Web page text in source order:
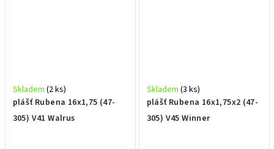
plášť Rubena 16x1,75 (47-
305) V41 Walrus
Skladem (2 ks)
plášť Rubena 16x1,75x2 (47-
305) V45 Winner
Skladem (3 ks)